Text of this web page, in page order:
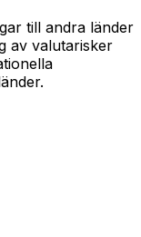
till andra länder
av valutarisker